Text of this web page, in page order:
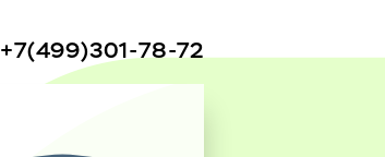
+7(499)301-78-72